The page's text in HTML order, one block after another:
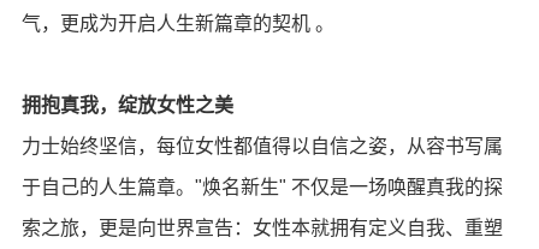
气，更成为开启人生新篇章的契机 。
拥抱真我，绽放女性之美
力士始终坚信，每位女性都值得以自信之姿，从容书写属
于自己的人生篇章。"焕名新生" 不仅是一场唤醒真我的探
索之旅，更是向世界宣告：女性本就拥有定义自我、重塑